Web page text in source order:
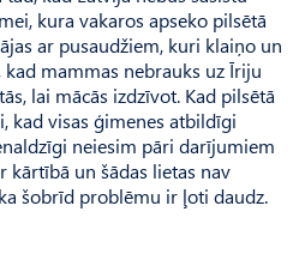
kura vakaros apseko pilsētā
ar pusaudžiem, kuri klaiņo un
mammas nebrauks uz Īriju
lai mācās izdzīvot. Kad pilsētā
kad visas ģimenes atbildīgi
neiesim pāri darījumiem
kārtībā un šādas lietas nav
šobrīd problēmu ir ļoti daudz.